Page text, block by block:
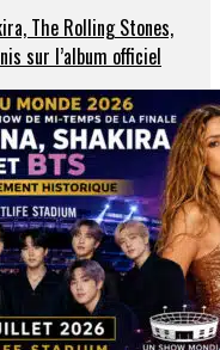
The Rolling Stones,
sur l’album officiel